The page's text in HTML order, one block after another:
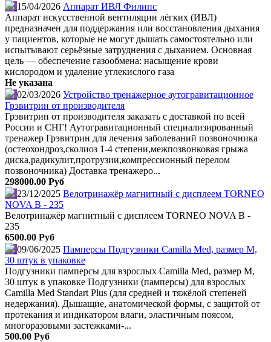
15/04/2026 Аппарат ИВЛ Филипс
Аппарат искусственной вентиляции лёгких (ИВЛ)
предназначен для поддержания или восстановления дыхания
у пациентов, которые не могут дышать самостоятельно или
испытывают серьёзные затруднения с дыханием. Основная
цель — обеспечение газообмена: насыщение крови
кислородом и удаление углекислого газа
Не указана
02/03/2026 Устройство тренажерное аутогравитационное
Грэвитрин от производителя
Грэвитрин от производителя заказать с доставкой по всей
России и СНГ! Аутогравитационный специализированный
тренажер Грэвитрин для лечения заболеваний позвоночника
(остеохондроз,сколиоз 1-4 степени,межпозвонковая грыжа
диска,радикулит,протрузии,компрессионный перелом
позвоночника) Доставка тренажеро...
298000.00 Руб
23/12/2025 Велотринажёр магнитный с дисплеем TORNEO
NOVA B - 235
Велотринажёр магнитный с дисплеем TORNEO NOVA B -
235
6500.00 Руб
09/06/2025 Памперсы Подгузники Camilla Med, размер М,
30 штук в упаковке
Подгузники памперсы для взрослых Camilla Med, размер М,
30 штук в упаковке Подгузники (памперсы) для взрослых
Camilla Med Standart Plus (для средней и тяжёлой степеней
недержания). Дышащие, анатомической формы, с защитой от
протекания и индикатором влаги, эластичным поясом,
многоразовыми застежками-...
500.00 Руб